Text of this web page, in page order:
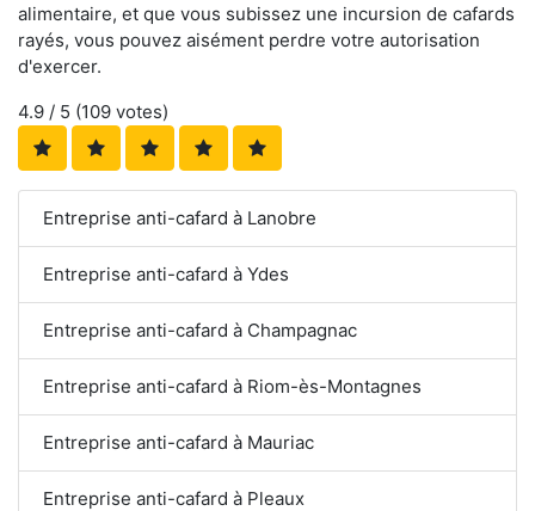
alimentaire, et que vous subissez une incursion de cafards
rayés, vous pouvez aisément perdre votre autorisation
d'exercer.
4.9 / 5 (109 votes)
Entreprise anti-cafard à Lanobre
Entreprise anti-cafard à Ydes
Entreprise anti-cafard à Champagnac
Entreprise anti-cafard à Riom-ès-Montagnes
Entreprise anti-cafard à Mauriac
Entreprise anti-cafard à Pleaux